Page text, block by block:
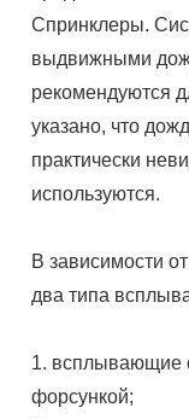
Спринклеры.
выдвижными
рекомендуются
указано, что
практически
используются.
В зависимости
два типа
1. всплывающие
форсункой;